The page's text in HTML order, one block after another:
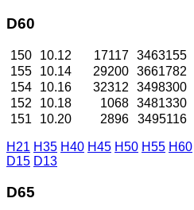
D60
150 10.12 17117 3463155
155
10.14 29200 3661782
154
10.16 32312 3498300
152
10.18 1068 3481330
151
10.20 2896 3495116
H21 H35 H40 H45 H50 H55 H60
D15 D13
D65